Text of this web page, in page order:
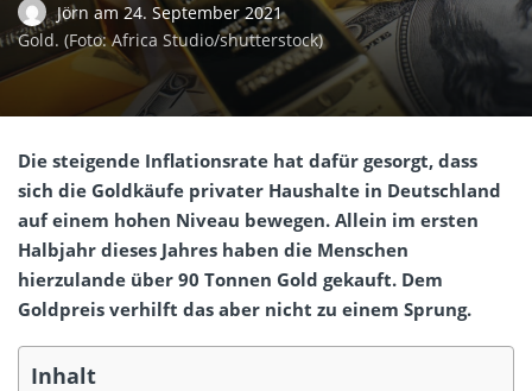
Jörn am 24. September 2021
Gold. (Foto: Africa Studio/shutterstock)
Die steigende Inflationsrate hat dafür gesorgt, dass
sich die Goldkäufe privater Haushalte in Deutschland
auf einem hohen Niveau bewegen. Allein im ersten
Halbjahr dieses Jahres haben die Menschen
hierzulande über 90 Tonnen Gold gekauft. Dem
Goldpreis verhilft das aber nicht zu einem Sprung.
Inhalt